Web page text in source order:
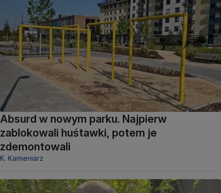
Absurd w nowym parku. Najpierw
zablokowali huśtawki, potem je
zdemontowali
K. Kamieniarz